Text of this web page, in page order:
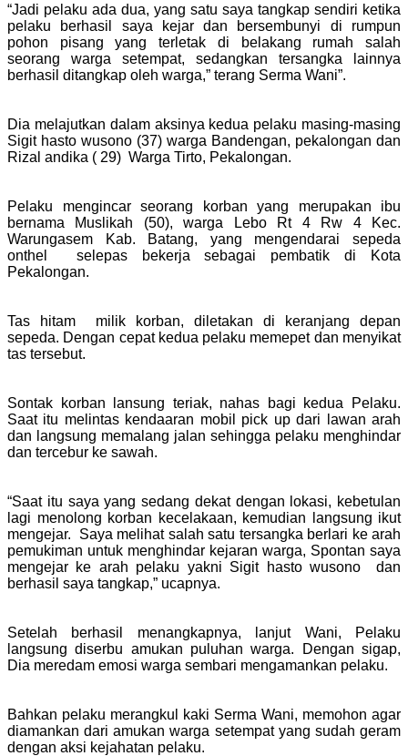
“Jadi pelaku ada dua, yang satu saya tangkap sendiri ketika
pelaku berhasil saya kejar dan bersembunyi di rumpun
pohon pisang yang terletak di belakang rumah salah
seorang warga setempat, sedangkan tersangka lainnya
berhasil ditangkap oleh warga,” terang Serma Wani”.
Dia melajutkan dalam aksinya kedua pelaku masing-masing
Sigit hasto wusono (37) warga Bandengan, pekalongan dan
Rizal andika ( 29) Warga Tirto, Pekalongan.
Pelaku mengincar seorang korban yang merupakan ibu
bernama Muslikah (50), warga Lebo Rt 4 Rw 4 Kec.
Warungasem Kab. Batang, yang mengendarai sepeda
onthel selepas bekerja sebagai pembatik di Kota
Pekalongan.
Tas hitam milik korban, diletakan di keranjang depan
sepeda. Dengan cepat kedua pelaku memepet dan menyikat
tas tersebut.
Sontak korban lansung teriak, nahas bagi kedua Pelaku.
Saat itu melintas kendaaran mobil pick up dari lawan arah
dan langsung memalang jalan sehingga pelaku menghindar
dan tercebur ke sawah.
“Saat itu saya yang sedang dekat dengan lokasi, kebetulan
lagi menolong korban kecelakaan, kemudian langsung ikut
mengejar. Saya melihat salah satu tersangka berlari ke arah
pemukiman untuk menghindar kejaran warga, Spontan saya
mengejar ke arah pelaku yakni Sigit hasto wusono dan
berhasil saya tangkap,” ucapnya.
Setelah berhasil menangkapnya, lanjut Wani, Pelaku
langsung diserbu amukan puluhan warga. Dengan sigap,
Dia meredam emosi warga sembari mengamankan pelaku.
Bahkan pelaku merangkul kaki Serma Wani, memohon agar
diamankan dari amukan warga setempat yang sudah geram
dengan aksi kejahatan pelaku.